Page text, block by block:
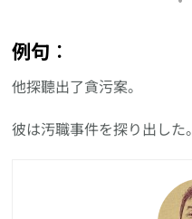
例句︰
他探聽出了貪污案。
彼は汚職事件を探り出した。